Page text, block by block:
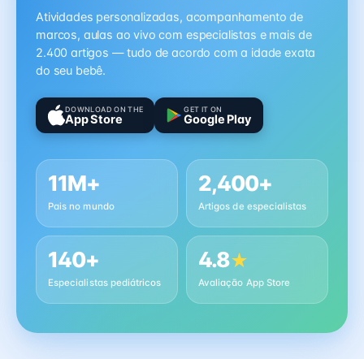
Atividades personalizadas, acompanhamento de
marcos, aulas ao vivo com especialistas e mais de
2.400 artigos — tudo de acordo com a idade exata
do seu bebê.
DOWNLOAD ON THE
App Store
GET IT ON
Google Play
11M+
Pais no mundo
2,400+
Artigos de especialistas
140+
Especialistas pediátricos
4.8★
Avaliação App Store